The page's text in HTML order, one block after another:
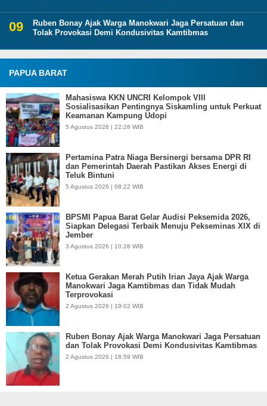
Ruben Bonay Ajak Warga Manokwari Jaga Persatuan dan
Tolak Provokasi Demi Kondusivitas Kamtibmas
PAPUA BARAT
Mahasiswa KKN UNCRI Kelompok VIII
Sosialisasikan Pentingnya Siskamling untuk Perkuat
Keamanan Kampung Udopi
5 Agustus 2026 | 22:28 WIB
Pertamina Patra Niaga Bersinergi bersama DPR RI
dan Pemerintah Daerah Pastikan Akses Energi di
Teluk Bintuni
5 Agustus 2026 | 08:22 WIB
BPSMI Papua Barat Gelar Audisi Peksemida 2026,
Siapkan Delegasi Terbaik Menuju Pekseminas XIX di
Jember
3 Agustus 2026 | 10:28 WIB
Ketua Gerakan Merah Putih Irian Jaya Ajak Warga
Manokwari Jaga Kamtibmas dan Tidak Mudah
Terprovokasi
2 Agustus 2026 | 19:02 WIB
Ruben Bonay Ajak Warga Manokwari Jaga Persatuan
dan Tolak Provokasi Demi Kondusivitas Kamtibmas
2 Agustus 2026 | 18:59 WIB